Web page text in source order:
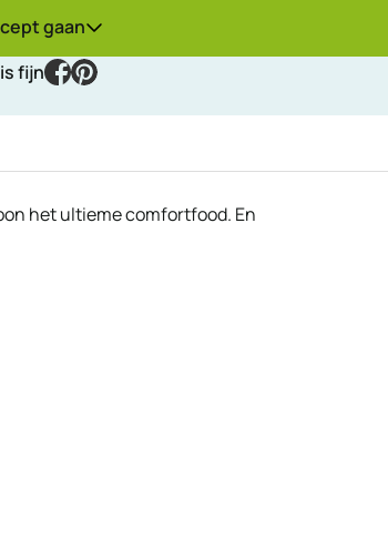
gaan
fijn
facebook
pinterest
het ultieme comfortfood. En